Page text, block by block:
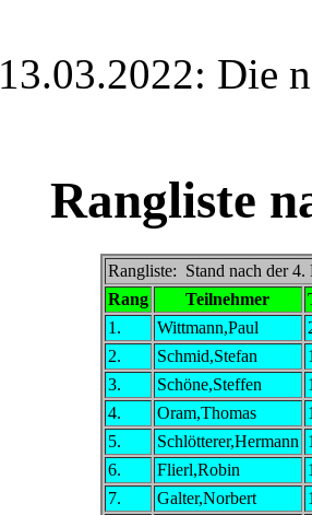
13.03.2022: Die
Rangliste
Rangliste: Stand nach der
Rang
Teilnehmer
1.
Wittmann,Paul
2.
Schmid,Stefan
3.
Schöne,Steffen
4.
Oram,Thomas
5.
Schlötterer,Hermann
6.
Flierl,Robin
7.
Galter,Norbert